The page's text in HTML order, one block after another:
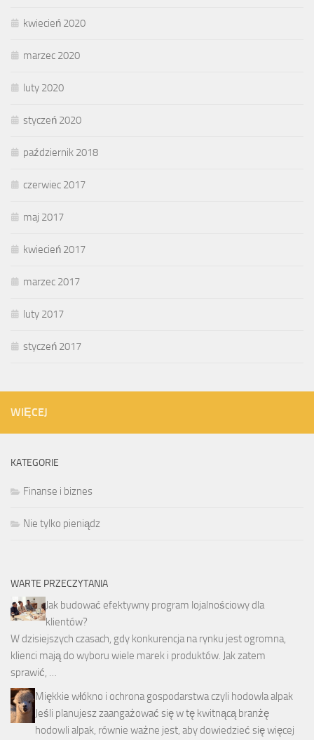
kwiecień 2020
marzec 2020
luty 2020
styczeń 2020
październik 2018
czerwiec 2017
maj 2017
kwiecień 2017
marzec 2017
luty 2017
styczeń 2017
WIĘCEJ
KATEGORIE
Finanse i biznes
Nie tylko pieniądz
WARTE PRZECZYTANIA
Jak budować efektywny program lojalnościowy dla
klientów?
W dzisiejszych czasach, gdy konkurencja na rynku jest ogromna,
klienci mają do wyboru wiele marek i produktów. Jak zatem
sprawić, …
Miękkie włókno i ochrona gospodarstwa czyli hodowla alpak
Jeśli planujesz zaangażować się w tę kwitnącą branżę
hodowli alpak, równie ważne jest, aby dowiedzieć się więcej